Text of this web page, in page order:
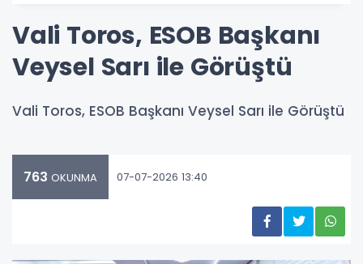
Vali Toros, ESOB Başkanı
Veysel Sarı ile Görüştü
Vali Toros, ESOB Başkanı Veysel Sarı ile Görüştü
763 OKUNMA 07-07-2026 13:40